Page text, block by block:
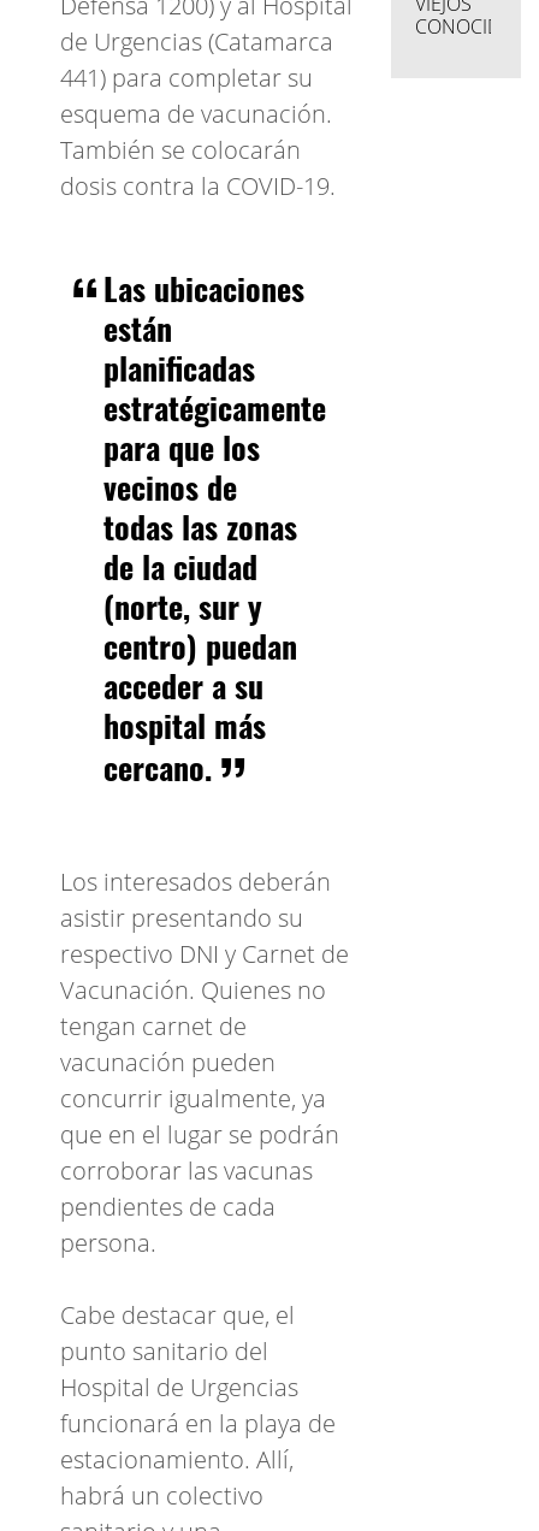
de Urgencias (Catamarca
441) para completar su
esquema de vacunación.
También se colocarán
dosis contra la COVID-19.
Las ubicaciones
están
planificadas
estratégicamente
para que los
vecinos de
todas las zonas
de la ciudad
(norte, sur y
centro) puedan
acceder a su
hospital más
cercano.
Los interesados deberán
asistir presentando su
respectivo DNI y Carnet de
Vacunación. Quienes no
tengan carnet de
vacunación pueden
concurrir igualmente, ya
que en el lugar se podrán
corroborar las vacunas
pendientes de cada
persona.
Cabe destacar que, el
punto sanitario del
Hospital de Urgencias
funcionará en la playa de
estacionamiento. Allí,
habrá un colectivo
usuarios
CONOCIDOS